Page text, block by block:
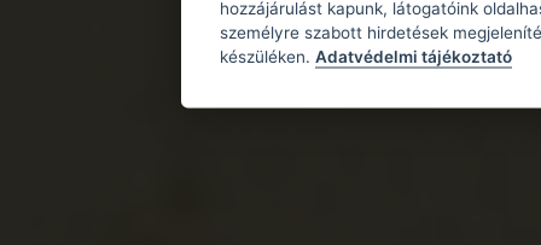
hozzájárulást kapunk, látogatóink
személyre szabott hirdetések
készüléken. Adatvédelmi tájékoztató